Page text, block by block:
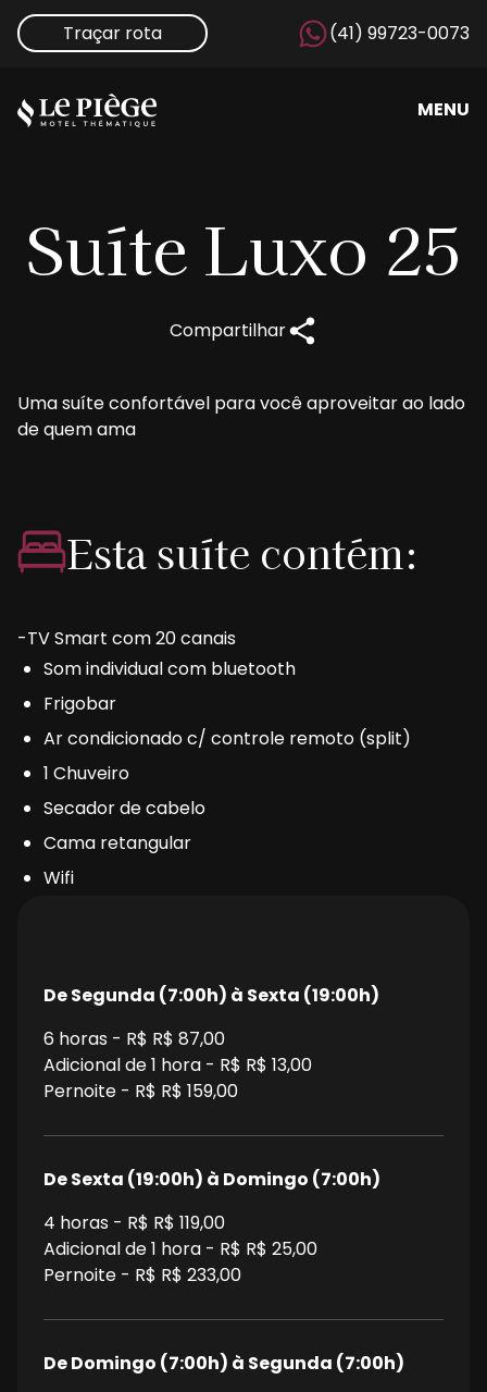
Traçar rota (41) 99723-0073
MENU
SuíteLuxo 25
Compartilhar
Uma suíte confortável para você aproveitar ao lado
de quem ama
Esta suíte contém:
-TV Smart com 20 canais
Som individual com bluetooth
Frigobar
Ar condicionado c/ controle remoto (split)
1 Chuveiro
Secador de cabelo
Cama retangular
Wifi
De Segunda (7:00h) à Sexta (19:00h)
6 horas - R$ R$ 87,00
Adicional de 1 hora - R$ R$ 13,00
Pernoite - R$ R$ 159,00
De Sexta (19:00h) à Domingo (7:00h)
4 horas - R$ R$ 119,00
Adicional de 1 hora - R$ R$ 25,00
Pernoite - R$ R$ 233,00
De Domingo (7:00h) à Segunda (7:00h)